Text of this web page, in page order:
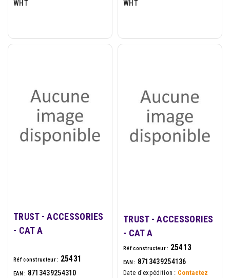
WHT WHT
TRUST - ACCESSORIES
- CAT A
Réf constructeur : 25431
EAN : 8713439254310
TRUST - ACCESSORIES
- CAT A
Réf constructeur : 25413
EAN : 8713439254136
Date d'expédition : Contactez